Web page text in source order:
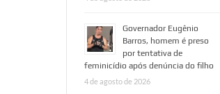
Governador Eugênio
Barros, homem é preso
por tentativa de
feminicídio após denúncia do filho
4 de agosto de 2026